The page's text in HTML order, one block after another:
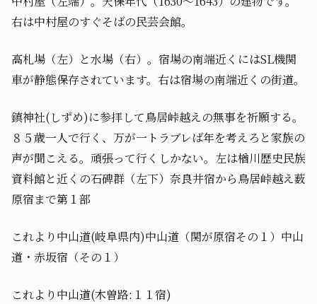
右は中村屋のすぐそばの民芸会館。
高札場（左）と水場（右）。宿場の南端近くにはSL機関
車が静態保存されています。右は宿場の南端近くの街道。
鎮神社(しずめ)に参拝して鳥居峠越えの無事を祈願する。
８５歳一人で行く、万が一トラブレば年を考えろと家族の
声が聞こえる。頑張って行くしかない。左は楢川歴史民族
資料館と近くの石碑群（左下）奈良井宿から鳥居峠越え薮
原宿まで第１部
これより中山道(岐阜県内)中山道（関が原宿その１）中山
道・赤坂宿（その１）
これより中山道(木曽路:１１宿)